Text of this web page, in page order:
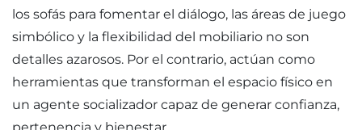
los sofás para fomentar el diálogo, las áreas de juego
simbólico y la flexibilidad del mobiliario no son
detalles azarosos. Por el contrario, actúan como
herramientas que transforman el espacio físico en
un agente socializador capaz de generar confianza,